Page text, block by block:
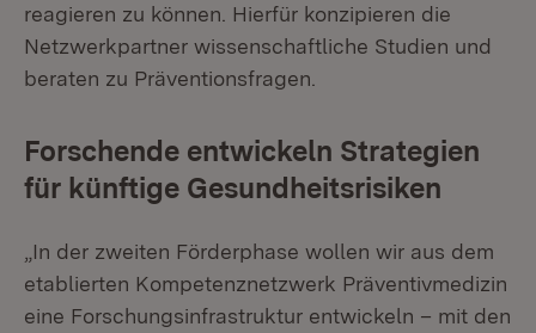
reagieren zu können. Hierfür konzipieren die
Netzwerkpartner wissenschaftliche Studien und
beraten zu Präventionsfragen.
Forschende entwickeln Strategien
für künftige Gesundheitsrisiken
„In der zweiten Förderphase wollen wir aus dem
etablierten Kompetenznetzwerk Präventivmedizin
eine Forschungsinfrastruktur entwickeln – mit den